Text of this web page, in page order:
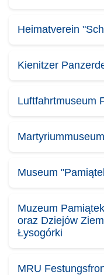
Heimatverein
Kienitzer
Luftfahrtmuseum
Museum
Muzeum
oraz Dziejów
Łysogórki
MRU